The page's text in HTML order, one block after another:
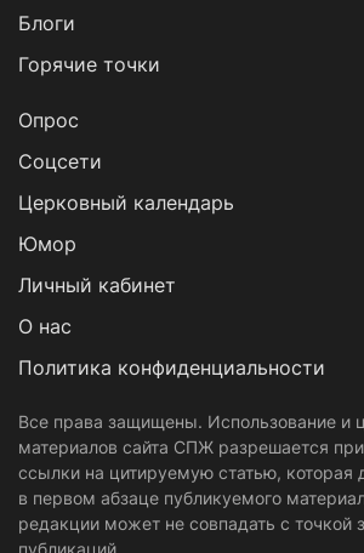
Блоги
Горячие точки
Опрос
Cоцсети
Церковный календарь
Юмор
Личный кабинет
О нас
Политика конфиденциальности
Все права защищены. Использование и
материалов сайта СПЖ разрешается
ссылки на цитируемую статью, которая
в первом абзаце публикуемого
редакции может не совпадать с точкой